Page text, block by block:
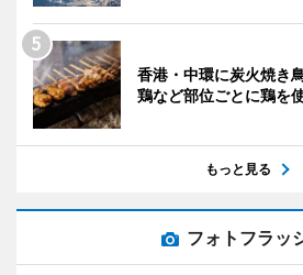
香港・中環に炭火焼
鶏など部位ごとに鶏を
もっと見る
フォトフラッ